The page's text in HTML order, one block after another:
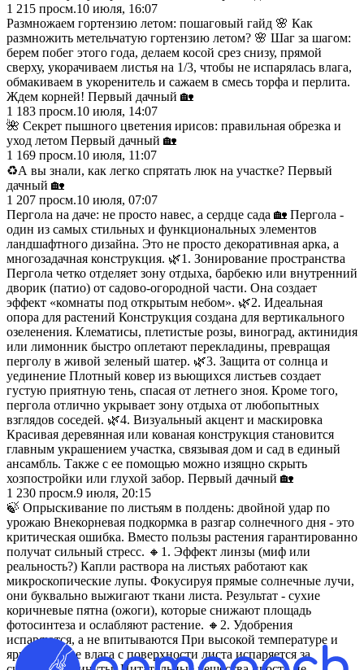
1 215 просм.10 июля, 16:07
Размножаем гортензию летом: пошаговый гайд 🌸 Как
размножить метельчатую гортензию летом? 🌸 Шаг за шагом:
берем побег этого года, делаем косой срез снизу, прямой
сверху, укорачиваем листья на 1/3, чтобы не испарялась влага,
обмакиваем в укоренитель и сажаем в смесь торфа и перлита.
Ждем корней! Первый дачный 🏡
1 183 просм.10 июля, 14:07
🌺 Секрет пышного цветения ирисов: правильная обрезка и
уход летом Первый дачный 🏡
1 169 просм.10 июля, 11:07
♻️А вы знали, как легко спрятать люк на участке? Первый
дачный 🏡
1 207 просм.10 июля, 07:07
Пергола на даче: не просто навес, а сердце сада 🏡 Пергола -
один из самых стильных и функциональных элементов
ландшафтного дизайна. Это не просто декоративная арка, а
многозадачная конструкция. 🌿1. Зонирование пространства
Пергола четко отделяет зону отдыха, барбекю или внутренний
дворик (патио) от садово-огородной части. Она создает
эффект «комнаты под открытым небом». 🌿2. Идеальная
опора для растений Конструкция создана для вертикального
озеленения. Клематисы, плетистые розы, виноград, актинидия
или лимонник быстро оплетают перекладины, превращая
перголу в живой зеленый шатер. 🌿3. Защита от солнца и
уединение Плотный ковер из вьющихся листьев создает
густую приятную тень, спасая от летнего зноя. Кроме того,
пергола отлично укрывает зону отдыха от любопытных
взглядов соседей. 🌿4. Визуальный акцент и маскировка
Красивая деревянная или кованая конструкция становится
главным украшением участка, связывая дом и сад в единый
ансамбль. Также с ее помощью можно изящно скрыть
хозпостройки или глухой забор. Первый дачный 🏡
1 230 просм.9 июля, 20:15
🍃 Опрыскивание по листьям в полдень: двойной удар по
урожаю Внекорневая подкормка в разгар солнечного дня - это
критическая ошибка. Вместо пользы растения гарантированно
получат сильный стресс. 🔸1. Эффект линзы (миф или
реальность?) Капли раствора на листьях работают как
микроскопические лупы. Фокусируя прямые солнечные лучи,
они буквально выжигают ткани листа. Результат - сухие
коричневые пятна (ожоги), которые снижают площадь
фотосинтеза и ослабляют растение. 🔸2. Удобрения
испаряются, а не впитываются При высокой температуре и
ярком солнце влага с поверхности листа испаряется за